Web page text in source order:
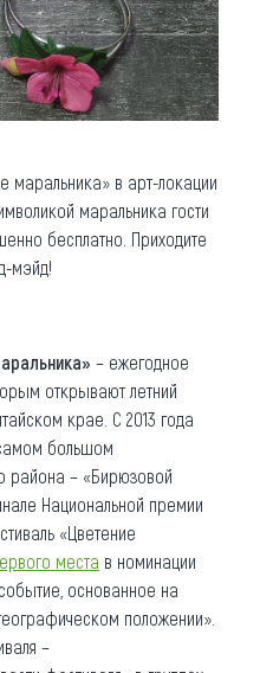
маральника» в арт-локации
маральника гости
бесплатно. Приходите
мэйд!
– ежегодное
открывают летний
крае. С 2013 года
большом
района – «Бирюзовой
Национальной премии
«Цветение
места в номинации
основанное на
положении».
–